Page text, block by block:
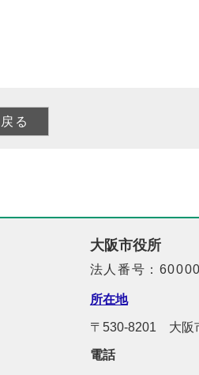
大阪市役所
法人番号：
所在地
〒530-8201 大阪
電話